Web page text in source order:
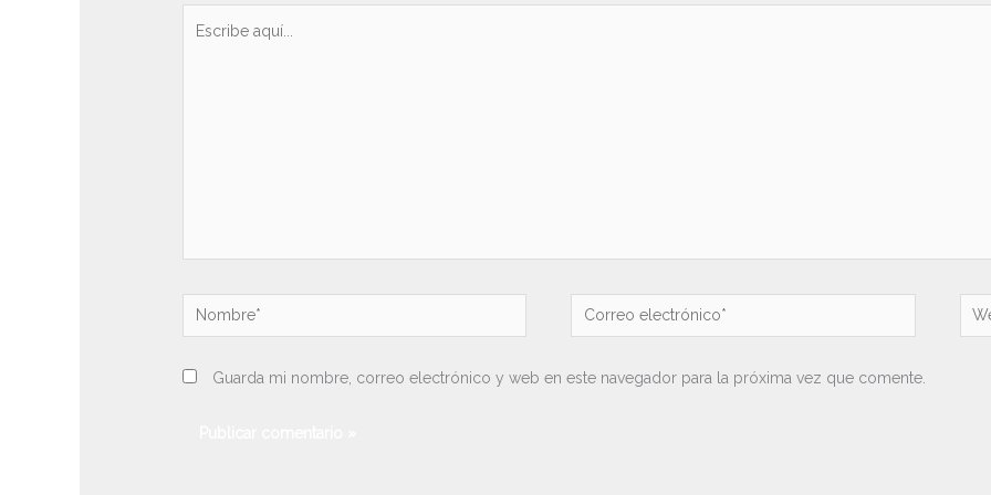
Nombre*
Correo
electrónico*
Guarda mi nombre, correo electrónico y web en este navegador para la próxima vez que comente.